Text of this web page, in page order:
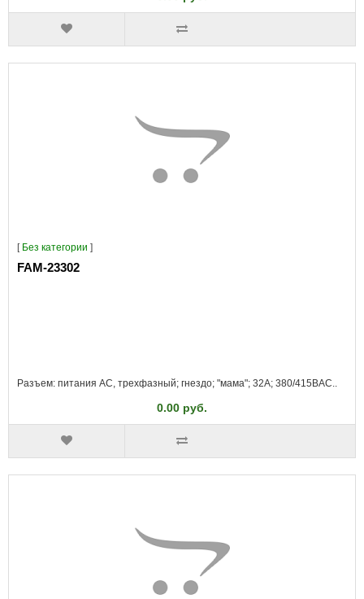
[ Без категории ]
FAM-23302
Разъем: питания AC, трехфазный; гнездо; "мама"; 32А; 380/415ВAC..
0.00 руб.